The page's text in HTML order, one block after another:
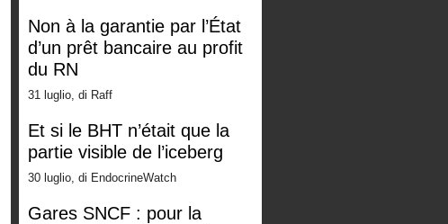
Non à la garantie par l’État
d’un prêt bancaire au profit
du RN
31 luglio, di Raff
Et si le BHT n’était que la
partie visible de l’iceberg
30 luglio, di EndocrineWatch
Gares SNCF : pour la